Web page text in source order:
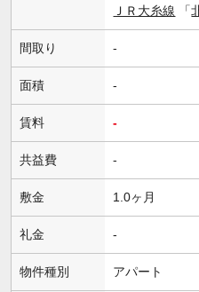
ＪＲ大糸線 「
間取り -
面積 -
賃料 -
共益費 -
敷金 1.0ヶ月
礼金 -
物件種別 アパート